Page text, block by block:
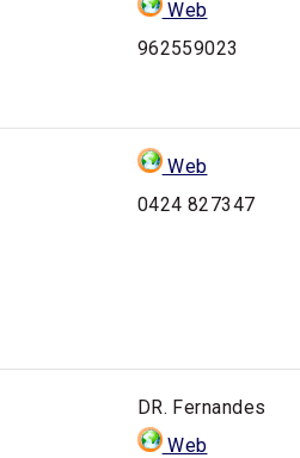
Web
962559023
Web
0424 827347
DR. Fernandes
Web